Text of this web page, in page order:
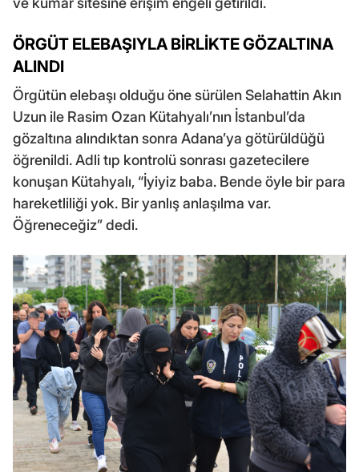
ÖRGÜT ELEBAŞIYLA BİRLİKTE GÖZALTINA
ALINDI
Örgütün elebaşı olduğu öne sürülen Selahattin Akın
Uzun ile Rasim Ozan Kütahyalı’nın İstanbul’da
gözaltına alındıktan sonra Adana’ya götürüldüğü
öğrenildi. Adli tıp kontrolü sonrası gazetecilere
konuşan Kütahyalı, “İyiyiz baba. Bende öyle bir para
hareketliliği yok. Bir yanlış anlaşılma var.
Öğreneceğiz” dedi.